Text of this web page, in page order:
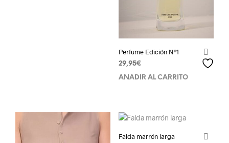
Perfume Edición Nº1
29,95€
AÑADIR AL CARRITO
Falda marrón larga